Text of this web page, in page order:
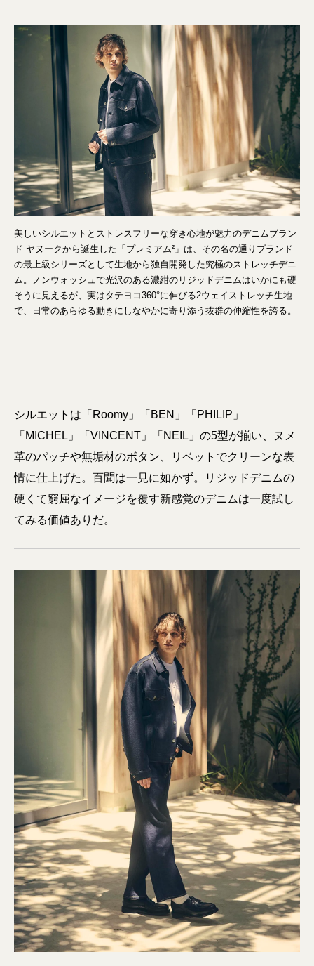
美しいシルエットとストレスフリーな穿き心地が魅力のデニムブラン
ド ヤヌークから誕生した「プレミアム²」は、その名の通りブランド
の最上級シリーズとして生地から独自開発した究極のストレッチデニ
ム。ノンウォッシュで光沢のある濃紺のリジッドデニムはいかにも硬
そうに見えるが、実はタテヨコ360°に伸びる2ウェイストレッチ生地
で、日常のあらゆる動きにしなやかに寄り添う抜群の伸縮性を誇る。
シルエットは「Roomy」「BEN」「PHILIP」
「MICHEL」「VINCENT」「NEIL」の5型が揃い、ヌメ
革のパッチや無垢材のボタン、リベットでクリーンな表
情に仕上げた。百聞は一見に如かず。リジッドデニムの
硬くて窮屈なイメージを覆す新感覚のデニムは一度試し
てみる価値ありだ。